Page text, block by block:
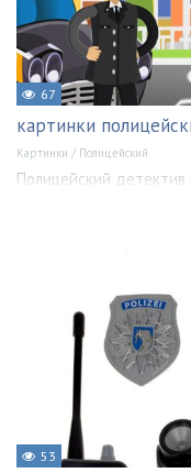
67
картинки
Картинки / Полицейский
Полицейский детектив
53